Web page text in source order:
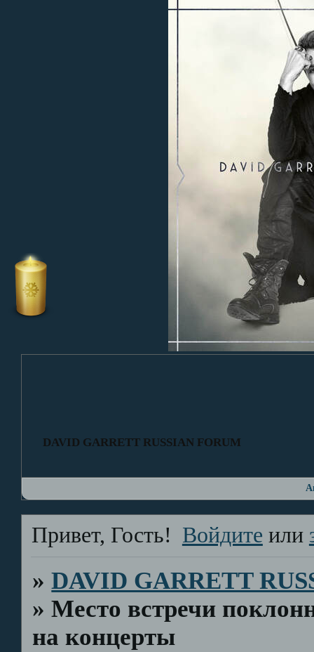
DAVID GARRETT RUSSIAN FORUM
Привет, Гость! Войдите или
»DAVID GARRETT
»Место встречи
на концерты